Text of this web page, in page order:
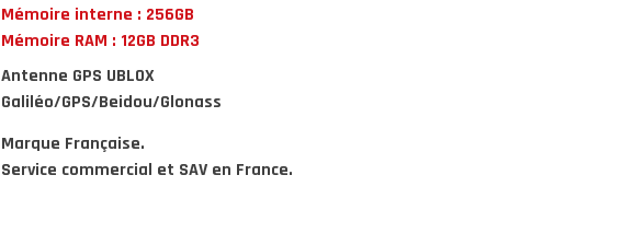
Mémoire interne : 256GB
Mémoire RAM : 12GB DDR3
Antenne GPS UBLOX
Galiléo/GPS/Beidou/Glonass
Marque Française.
Service commercial et SAV en France.